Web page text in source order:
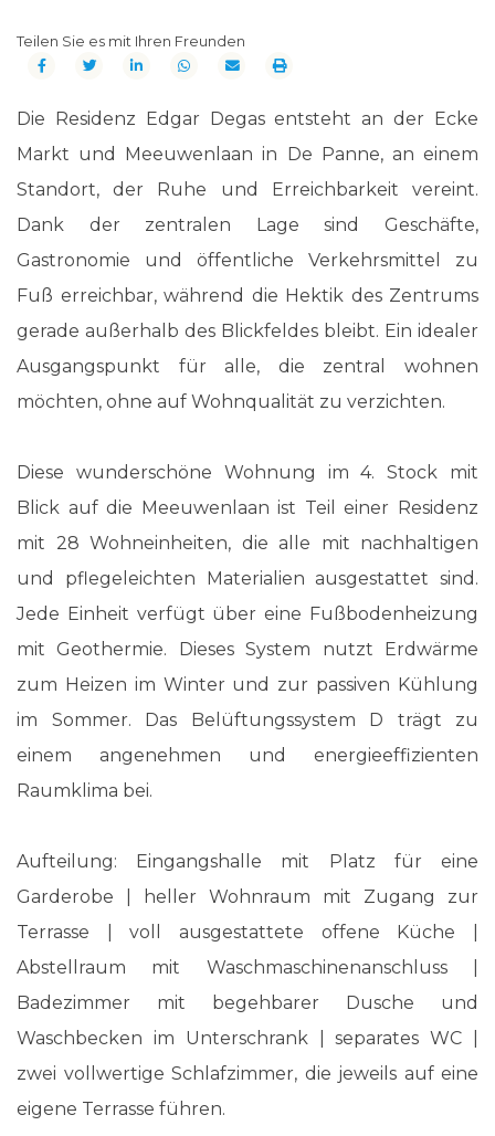
Teilen Sie es mit Ihren Freunden
Die Residenz Edgar Degas entsteht an der Ecke
Markt und Meeuwenlaan in De Panne, an einem
Standort, der Ruhe und Erreichbarkeit vereint.
Dank der zentralen Lage sind Geschäfte,
Gastronomie und öffentliche Verkehrsmittel zu
Fuß erreichbar, während die Hektik des Zentrums
gerade außerhalb des Blickfeldes bleibt. Ein idealer
Ausgangspunkt für alle, die zentral wohnen
möchten, ohne auf Wohnqualität zu verzichten.
Diese wunderschöne Wohnung im 4. Stock mit
Blick auf die Meeuwenlaan ist Teil einer Residenz
mit 28 Wohneinheiten, die alle mit nachhaltigen
und pflegeleichten Materialien ausgestattet sind.
Jede Einheit verfügt über eine Fußbodenheizung
mit Geothermie. Dieses System nutzt Erdwärme
zum Heizen im Winter und zur passiven Kühlung
im Sommer. Das Belüftungssystem D trägt zu
einem angenehmen und energieeffizienten
Raumklima bei.
Aufteilung: Eingangshalle mit Platz für eine
Garderobe | heller Wohnraum mit Zugang zur
Terrasse | voll ausgestattete offene Küche |
Abstellraum mit Waschmaschinenanschluss |
Badezimmer mit begehbarer Dusche und
Waschbecken im Unterschrank | separates WC |
zwei vollwertige Schlafzimmer, die jeweils auf eine
eigene Terrasse führen.